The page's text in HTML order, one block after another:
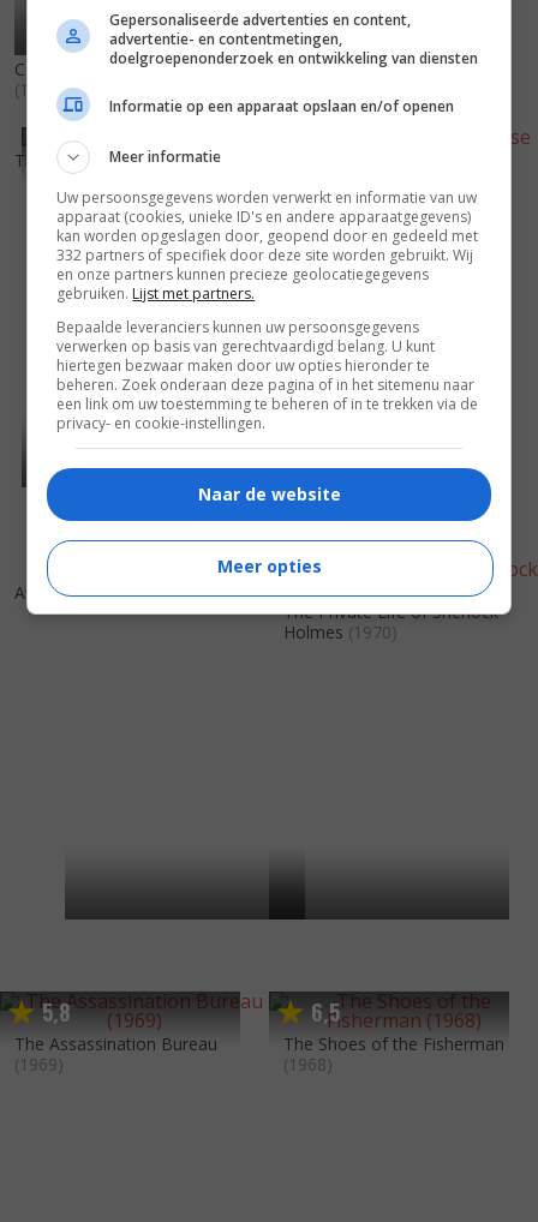
Columbo: The Conspirators
(1978)
5,5
The Little Prince (1974)
(1973)
Avanti! (1972) 7
The Private Life of Sherlock
Holmes (1970)
5,8
The Assassination Bureau
(1969)
6,5
The Shoes of the Fisherman
(1968)
Gepersonaliseerde advertenties en content,
advertentie- en contentmetingen,
doelgroepenonderzoek en ontwikkeling van diensten
Informatie op een apparaat opslaan en/of openen
Meer informatie
Uw persoonsgegevens worden verwerkt en informatie van uw
apparaat (cookies, unieke ID's en andere apparaatgegevens)
kan worden opgeslagen door, geopend door en gedeeld met
332 partners of specifiek door deze site worden gebruikt. Wij
en onze partners kunnen precieze geolocatiegegevens
gebruiken. Lijst met partners.
Bepaalde leveranciers kunnen uw persoonsgegevens
verwerken op basis van gerechtvaardigd belang. U kunt
hiertegen bezwaar maken door uw opties hieronder te
beheren. Zoek onderaan deze pagina of in het sitemenu naar
een link om uw toestemming te beheren of in te trekken via de
privacy- en cookie-instellingen.
Naar de website
Meer opties